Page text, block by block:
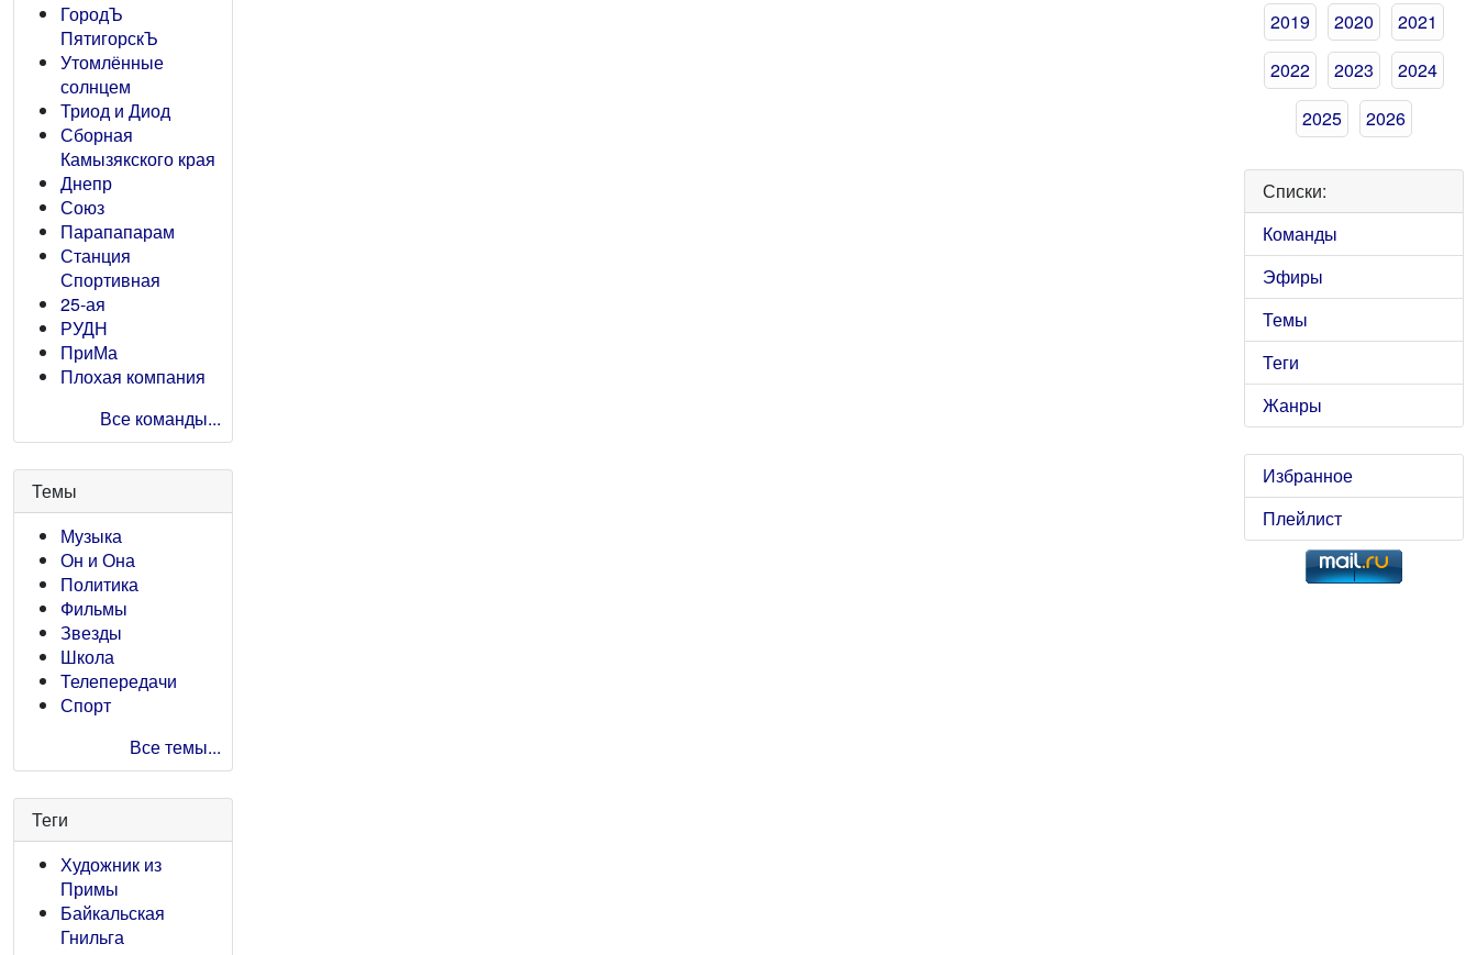
ГородЪ
ПятигорскЪ
Утомлённые
солнцем
Триод и Диод
Сборная
Камызякского края
Днепр
Союз
Парапапарам
Станция
Спортивная
25-ая
РУДН
ПриМа
Плохая компания
Все команды...
Темы
Музыка
Он и Она
Политика
Фильмы
Звезды
Школа
Телепередачи
Спорт
Все темы...
Теги
Художник из
Примы
Байкальская
Гнильга
2019
2020
2021
2022
2023
2024
2025
2026
Списки:
Команды
Эфиры
Темы
Теги
Жанры
Избранное
Плейлист